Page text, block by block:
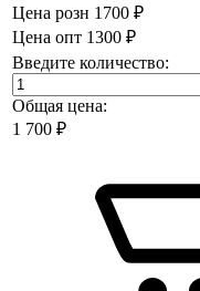
Цена розн 1700 ₽
Цена опт 1300 ₽
Введите количество:
Общая цена:
1 700 ₽